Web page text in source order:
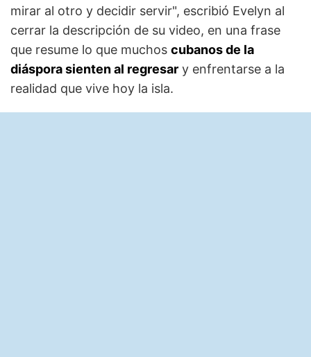
mirar al otro y decidir servir", escribió Evelyn al
cerrar la descripción de su video, en una frase
que resume lo que muchos cubanos de la
diáspora sienten al regresar y enfrentarse a la
realidad que vive hoy la isla.